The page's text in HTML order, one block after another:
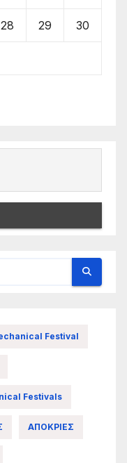
28 29 30
Festival
Festivals
ΑΠΟΚΡΙΕΣ